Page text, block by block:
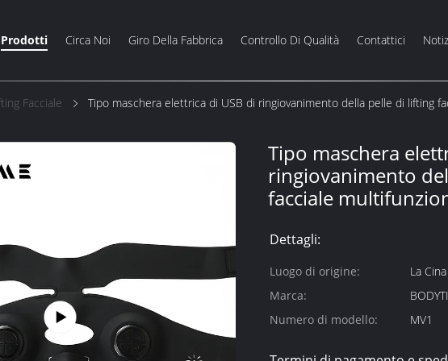
Prodotti Circa Noi Giro Della Fabbrica Controllo Di Qualità Contattici
Facciale Tipo maschera elettrica di USB di ringiovanimento della pelle di lifting
Tipo maschera
ringiovanimento
facciale
Dettagli:
Luogo di origine:
La Cina
Marca:
Numero di modello:
MV1